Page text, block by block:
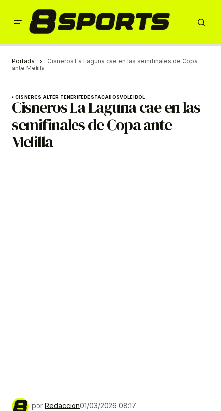
Portada
Cisneros La Laguna cae en las semifinales de Copa
ante Melilla
CISNEROS ALTER TENERIFEDESTACADOSVOLEIBOL
Cisneros La Laguna cae en las
semifinales de Copa ante
Melilla
por Redacción01/03/2026 08:17